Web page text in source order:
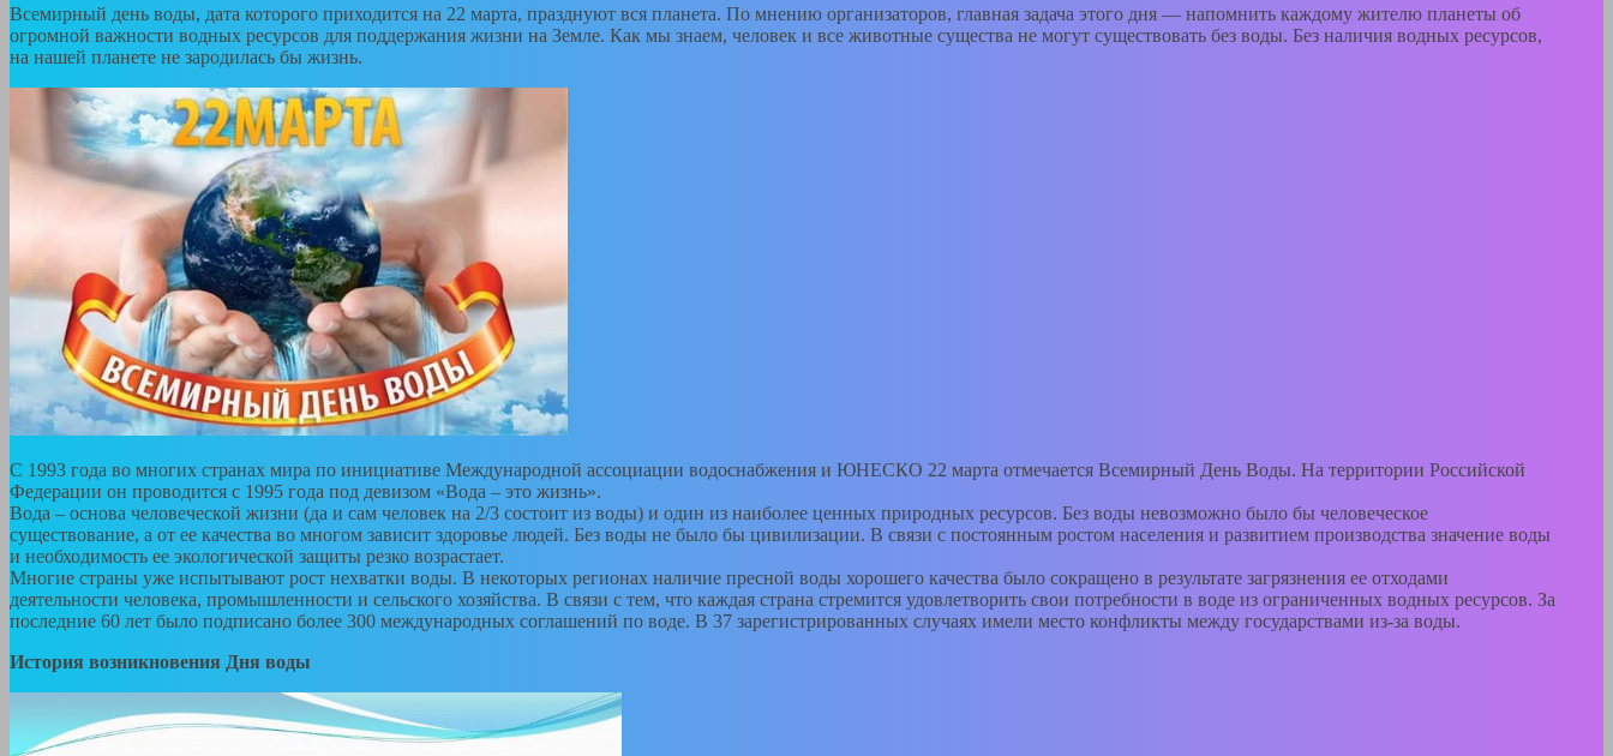
Всемирный день воды, дата которого приходится на 22 марта, празднуют вся планета. По мнению организаторов, главная задача этого дня — напомнить каждому жителю планеты об
огромной важности водных ресурсов для поддержания жизни на Земле. Как мы знаем, человек и все животные существа не могут существовать без воды. Без наличия водных ресурсов,
на нашей планете не зародилась бы жизнь.
С 1993 года во многих странах мира по инициативе Международной ассоциации водоснабжения и ЮНЕСКО 22 марта отмечается Всемирный День Воды. На территории Российской
Федерации он проводится с 1995 года под девизом «Вода – это жизнь».
Вода – основа человеческой жизни (да и сам человек на 2/3 состоит из воды) и один из наиболее ценных природных ресурсов. Без воды невозможно было бы человеческое
существование, а от ее качества во многом зависит здоровье людей. Без воды не было бы цивилизации. В связи с постоянным ростом населения и развитием производства значение воды
и необходимость ее экологической защиты резко возрастает.
Многие страны уже испытывают рост нехватки воды. В некоторых регионах наличие пресной воды хорошего качества было сокращено в результате загрязнения ее отходами
деятельности человека, промышленности и сельского хозяйства. В связи с тем, что каждая страна стремится удовлетворить свои потребности в воде из ограниченных водных ресурсов. За
последние 60 лет было подписано более 300 международных соглашений по воде. В 37 зарегистрированных случаях имели место конфликты между государствами из-за воды.
История возникновения Дня воды